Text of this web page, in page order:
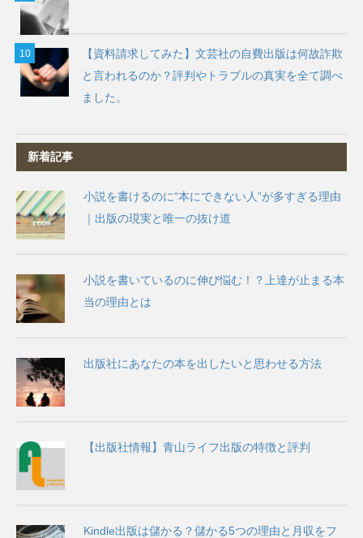
【資料請求してみた】文芸社の自費出版は何故詐欺
と言われるのか？評判やトラブルの真実を全て調べ
ました。
新着記事
小説を書けるのに“本にできない人”が多すぎる理由
｜出版の現実と唯一の抜け道
小説を書いているのに伸び悩む！？上達が止まる本
当の理由とは
出版社にあなたの本を出したいと思わせる方法
【出版社情報】青山ライフ出版の特徴と評判
Kindle出版は儲かる？儲かる5つの理由と月収をフ